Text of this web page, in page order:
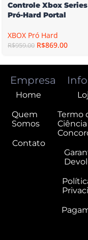
Controle Xbox
Pró-Hard Portal
XBOX Pró Hard
R$959.00 R$869.00
Empresa
Home
Quem
Somos
Contato
Termo
Ciência